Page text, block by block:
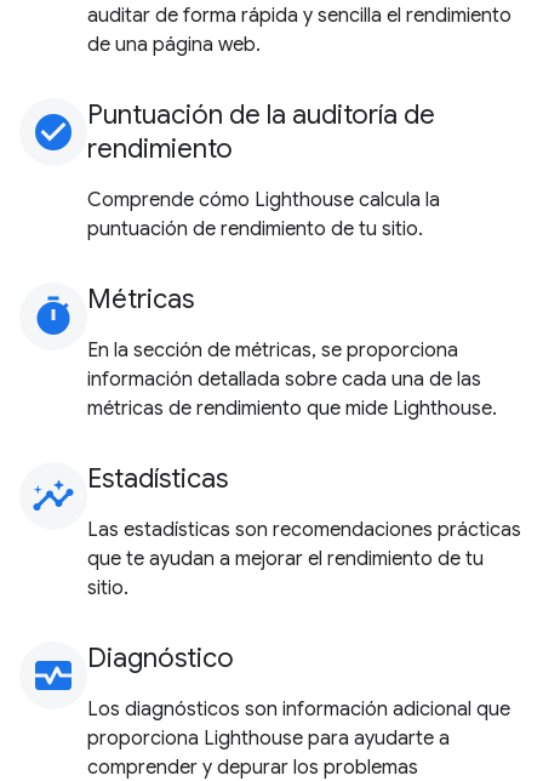
auditar de forma rápida y sencilla el rendimiento
de una página web.
check_circle Puntuación de la auditoría de
rendimiento
Comprende cómo Lighthouse calcula la
puntuación de rendimiento de tu sitio.
timer Métricas
En la sección de métricas, se proporciona
información detallada sobre cada una de las
métricas de rendimiento que mide Lighthouse.
insights Estadísticas
Las estadísticas son recomendaciones prácticas
que te ayudan a mejorar el rendimiento de tu
sitio.
monitor_heart Diagnóstico
Los diagnósticos son información adicional que
proporciona Lighthouse para ayudarte a
comprender y depurar los problemas